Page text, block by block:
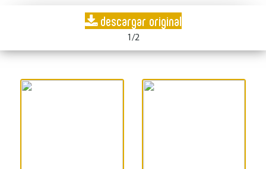
descargar original
1/2